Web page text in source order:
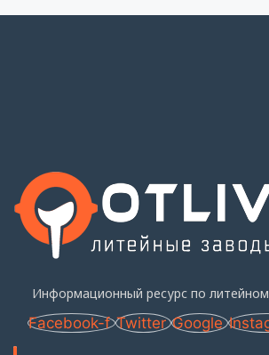
Информационный ресурс по
Facebook-f Twitter Google